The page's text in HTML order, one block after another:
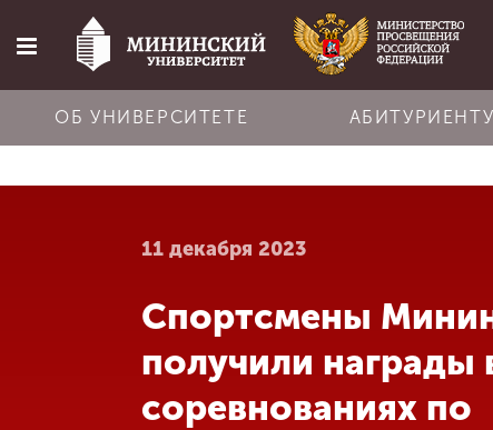
Главная
Об университете
Абитуриенту
Обучение
ОБ УНИВЕРСИТЕТЕ АБИТУРИЕНТУ
11 декабря 2023
Спортсмены
получили награды
соревнованиях по